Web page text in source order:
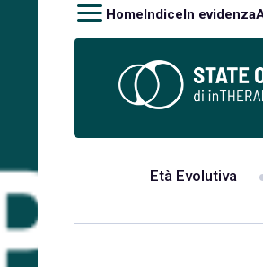
HomeIndiceIn evidenza
Età Evolutiva